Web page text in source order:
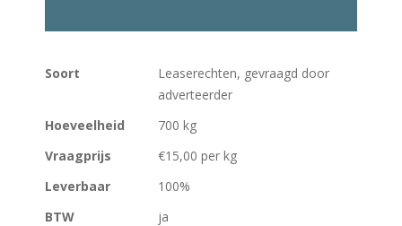
Soort
Leaserechten, gevraagd door
adverteerder
Hoeveelheid
700 kg
Vraagprijs
€15,00 per kg
Leverbaar
100%
BTW
ja